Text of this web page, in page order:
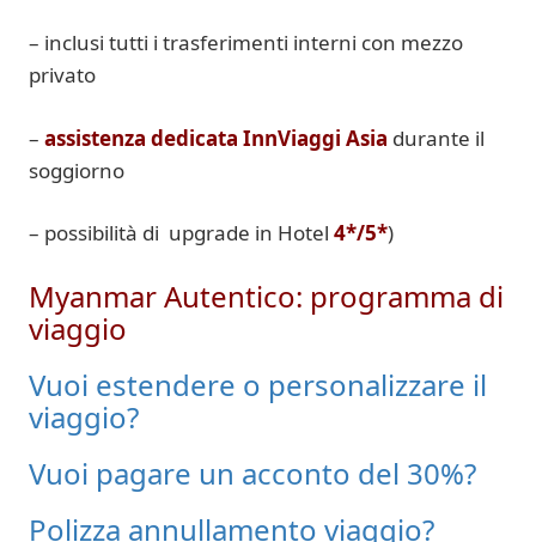
– inclusi tutti i trasferimenti interni con mezzo
privato
– assistenza dedicata InnViaggi Asia durante il
soggiorno
– possibilità di upgrade in Hotel 4*/5*)
Myanmar Autentico: programma di
viaggio
Vuoi estendere o personalizzare il
viaggio?
Vuoi pagare un acconto del 30%?
Polizza annullamento viaggio?